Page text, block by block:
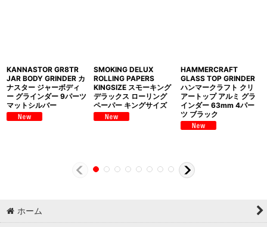
KANNASTOR GR8TR
JAR BODY GRINDER カ
ナスター ジャーボディ
ー グラインダー 9パーツ
マットシルバー
SMOKING DELUX
ROLLING PAPERS
KINGSIZE スモーキング
デラックス ローリング
ペーパー キングサイズ
HAMMERCRAFT
GLASS TOP GRINDER
ハンマークラフト クリ
アートップ アルミ グラ
インダー 63mm 4パー
ツ ブラック
ホーム